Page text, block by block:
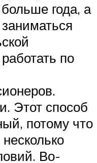
года, а
по
Этот способ
потому что
Во-